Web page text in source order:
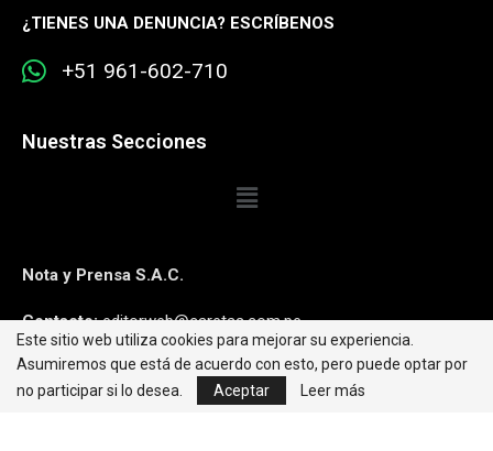
¿TIENES UNA DENUNCIA? ESCRÍBENOS
+51 961-602-710
Nuestras Secciones
Nota y Prensa S.A.C.
Contacto:editorweb@caretas.com.pe
Síguenos:
Este sitio web utiliza cookies para mejorar su experiencia.
Asumiremos que está de acuerdo con esto, pero puede optar por
no participar si lo desea.
Aceptar Leer más